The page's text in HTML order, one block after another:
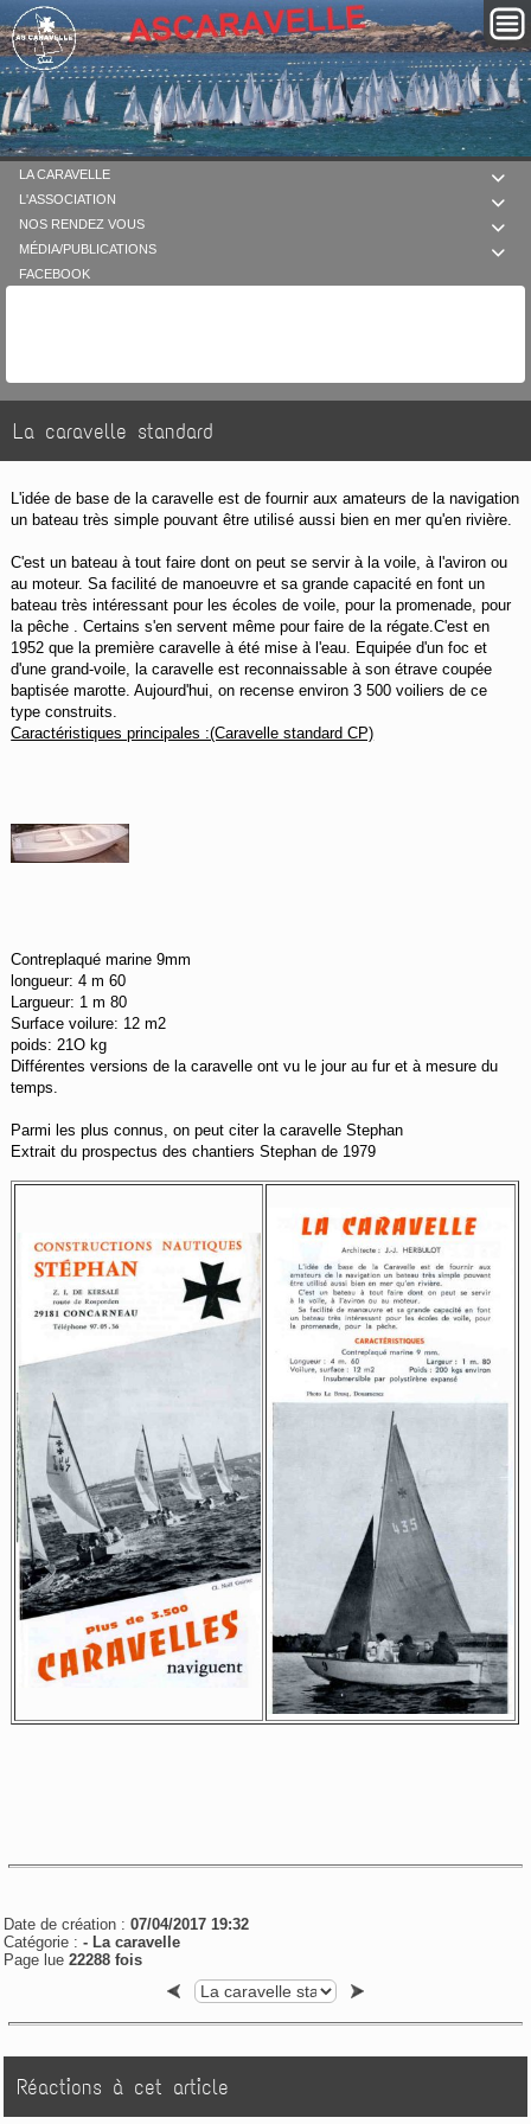

LA CARAVELLE

L'ASSOCIATION

NOS RENDEZ VOUS

MÉDIA/PUBLICATIONS
FACEBOOK
La caravelle standard
L'idée de base de la caravelle est de fournir aux amateurs de la navigation
un bateau très simple pouvant être utilisé aussi bien en mer qu'en rivière.
C'est un bateau à tout faire dont on peut se servir à la voile, à l'aviron ou
au moteur. Sa facilité de manoeuvre et sa grande capacité en font un
bateau très intéressant pour les écoles de voile, pour la promenade, pour
la pêche . Certains s'en servent même pour faire de la régate.C'est en
1952 que la première caravelle à été mise à l'eau. Equipée d'un foc et
d'une grand-voile, la caravelle est reconnaissable à son étrave coupée
baptisée marotte. Aujourd'hui, on recense environ 3 500 voiliers de ce
type construits.
Caractéristiques principales :(Caravelle standard CP)
Contreplaqué marine 9mm
longueur: 4 m 60
Largueur: 1 m 80
Surface voilure: 12 m2
poids: 21O kg
Différentes versions de la caravelle ont vu le jour au fur et à mesure du
temps.
Parmi les plus connus, on peut citer la caravelle Stephan
Extrait du prospectus des chantiers Stephan de 1979
Date de création :07/04/2017 19:32
Catégorie :- La caravelle
Page lue22288 fois
Réactions à cet article